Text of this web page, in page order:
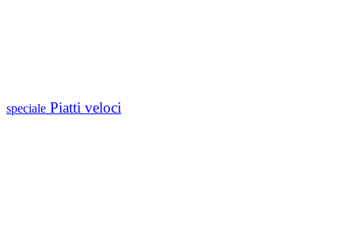
speciale Piatti veloci